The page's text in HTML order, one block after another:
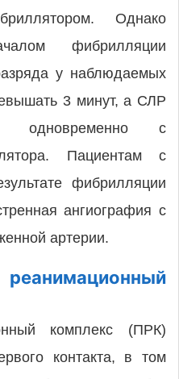
Однако
фибрилляции
у наблюдаемых
3 минут, а СЛР
одновременно с
Пациентам с
фибрилляции
ангиография с
артерии.
комплекс (ПРК)
контакта, в том